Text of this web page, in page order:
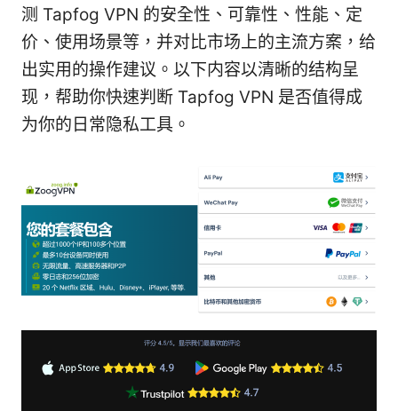
测 Tapfog VPN 的安全性、可靠性、性能、定
价、使用场景等，并对比市场上的主流方案，给
出实用的操作建议。以下内容以清晰的结构呈
现，帮助你快速判断 Tapfog VPN 是否值得成
为你的日常隐私工具。